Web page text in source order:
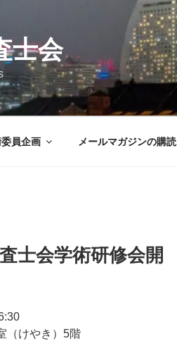
士会
員企画 メールマガジンの購読
士会学術研修会開
（けやき）5階